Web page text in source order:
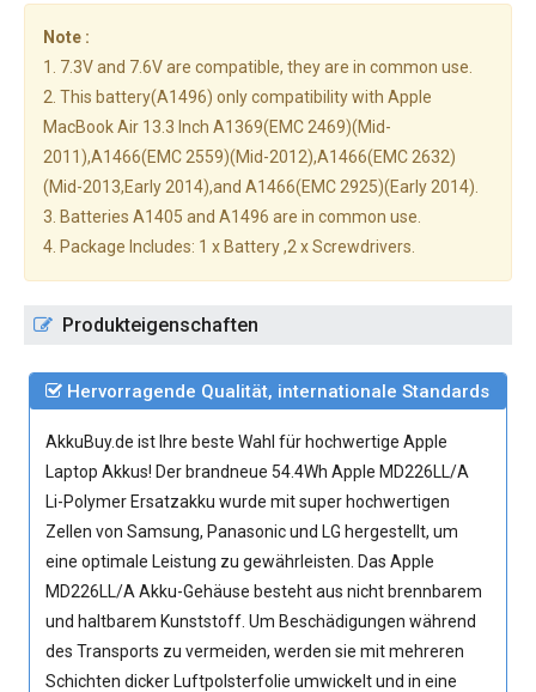
Note :
1. 7.3V and 7.6V are compatible, they are in common use.
2. This battery(A1496) only compatibility with Apple
MacBook Air 13.3 Inch A1369(EMC 2469)(Mid-
2011),A1466(EMC 2559)(Mid-2012),A1466(EMC 2632)
(Mid-2013,Early 2014),and A1466(EMC 2925)(Early 2014).
3. Batteries A1405 and A1496 are in common use.
4. Package Includes: 1 x Battery ,2 x Screwdrivers.
Produkteigenschaften
Hervorragende Qualität, internationale Standards
AkkuBuy.de ist Ihre beste Wahl für hochwertige Apple
Laptop Akkus! Der brandneue 54.4WhApple MD226LL/A
Li-Polymer Ersatzakku wurde mit super hochwertigen
Zellen von Samsung, Panasonic und LG hergestellt, um
eine optimale Leistung zu gewährleisten. Das Apple
MD226LL/A Akku-Gehäuse besteht aus nicht brennbarem
und haltbarem Kunststoff. Um Beschädigungen während
des Transports zu vermeiden, werden sie mit mehreren
Schichten dicker Luftpolsterfolie umwickelt und in eine